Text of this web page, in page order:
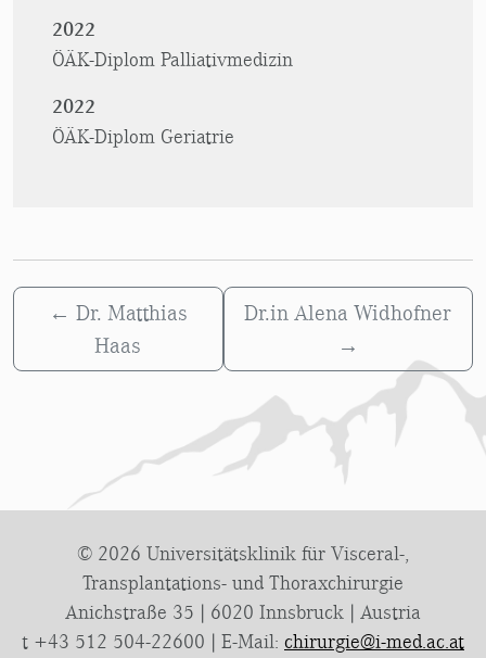
2022
ÖÄK-Diplom Palliativmedizin
2022
ÖÄK-Diplom Geriatrie
← Dr. Matthias
Haas
Dr.in Alena Widhofner
→
© 2026 Universitätsklinik für Visceral-,
Transplantations- und Thoraxchirurgie
Anichstraße 35 | 6020 Innsbruck | Austria
t +43 512 504-22600 | E-Mail: chirurgie@i-med.ac.at